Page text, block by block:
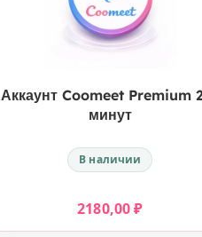
КУПИТЬ
Аккаунт Coomeet Premium
минут
В наличии
2180,00₽